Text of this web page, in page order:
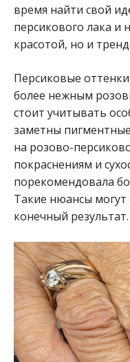
время найти свой
персикового лака и
красотой, но и
Персиковые
более нежным
стоит учитывать
заметны
на розово-
покраснениям и
порекомендовала
Такие нюансы могут
конечный результат.